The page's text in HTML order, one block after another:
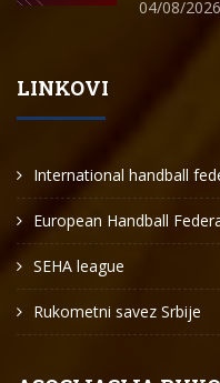
04/08/2026
LINKOVI
International handball
European Handball
SEHA league
Rukometni savez Srbije